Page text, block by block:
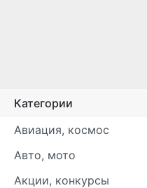
Категории
Авиация, космос
Авто, мото
Акции, конкурсы